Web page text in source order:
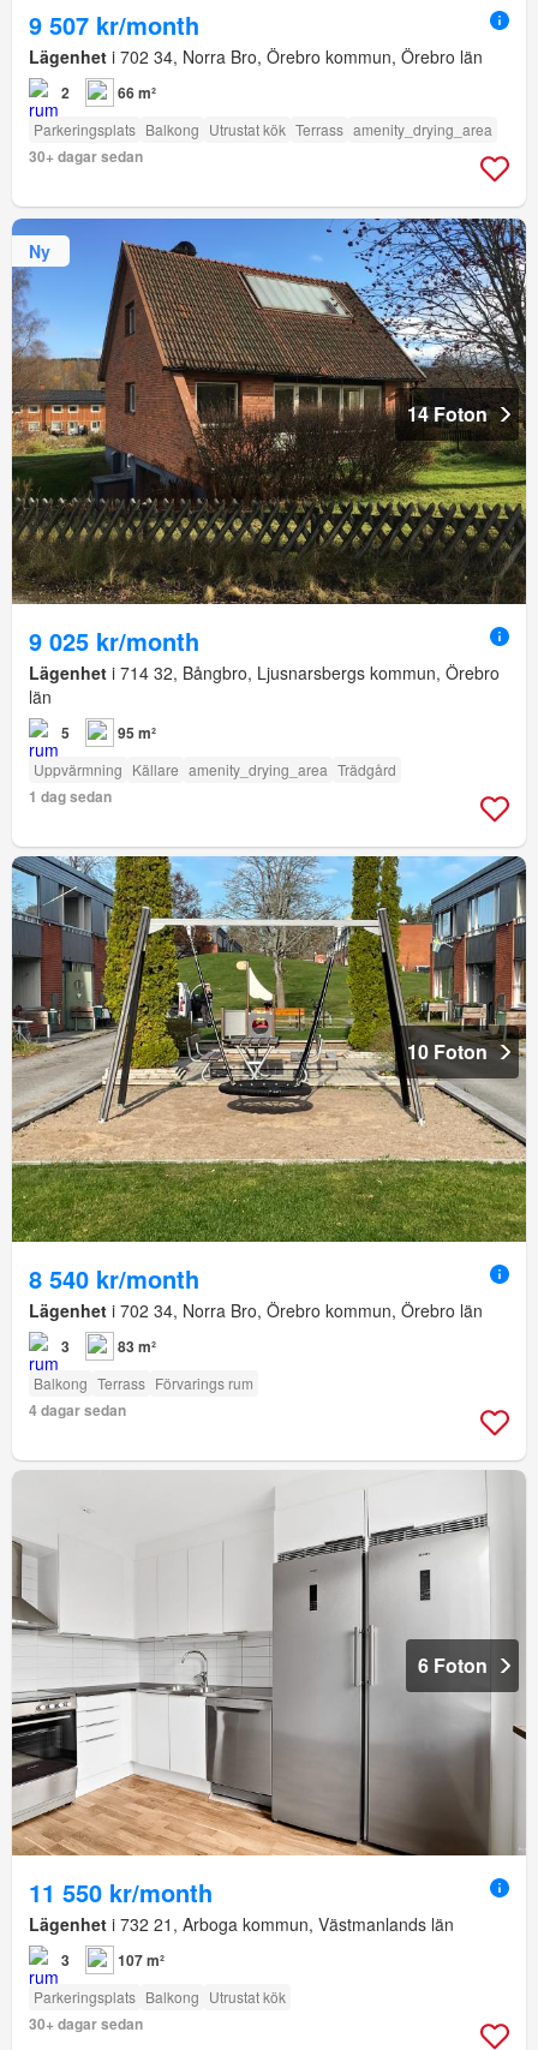
9 507 kr/month
Lägenhet i 702 34, Norra Bro, Örebro kommun, Örebro län
2 66 m²
Parkeringsplats Balkong Utrustat kök Terrass amenity_drying_area
30+ dagar sedan
Ny
14 Foton
9 025 kr/month
Lägenhet i 714 32, Bångbro, Ljusnarsbergs kommun, Örebro
län
5 95 m²
Uppvärmning Källare amenity_drying_area Trädgård
1 dag sedan
10 Foton
8 540 kr/month
Lägenhet i 702 34, Norra Bro, Örebro kommun, Örebro län
3 83 m²
Balkong Terrass Förvarings rum
4 dagar sedan
6 Foton
11 550 kr/month
Lägenhet i 732 21, Arboga kommun, Västmanlands län
3 107 m²
Parkeringsplats Balkong Utrustat kök
30+ dagar sedan